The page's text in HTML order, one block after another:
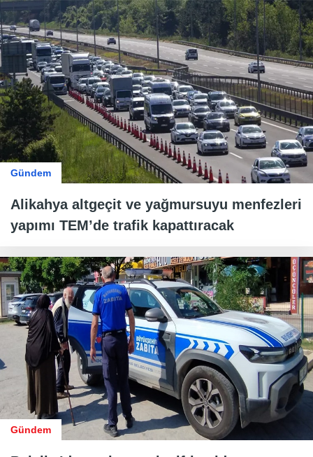
Gündem
Alikahya altgeçit ve yağmursuyu menfezleri
yapımı TEM’de trafik kapattıracak
Gündem